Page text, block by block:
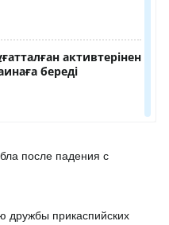
после падения с
дружбы прикаспийских